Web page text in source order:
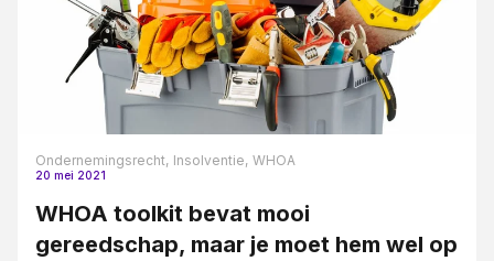
Ondernemingsrecht, Insolventie, WHOA
20 mei 2021
WHOA toolkit bevat mooi
gereedschap, maar je moet hem wel op